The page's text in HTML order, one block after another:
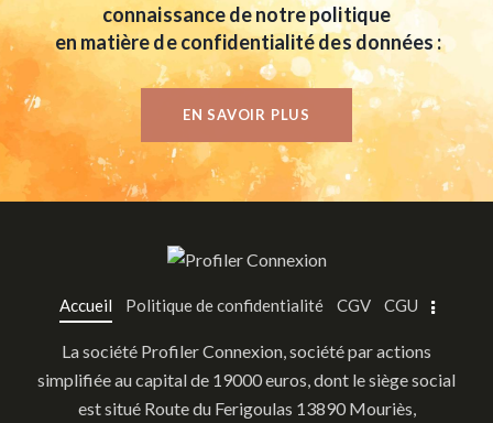
connaissance de notre politique
​ en matière de confidentialité des données :
EN SAVOIR PLUS
Accueil Politique de confidentialité CGV CGU
​La société Profiler Connexion, société par actions
simplifiée au capital de 19000 euros, dont le siège social
est situé Route du Ferigoulas 13890 Mouriès,